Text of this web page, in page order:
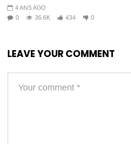
4 ANS AGO
0
36.6K 434 0
LEAVE YOUR COMMENT